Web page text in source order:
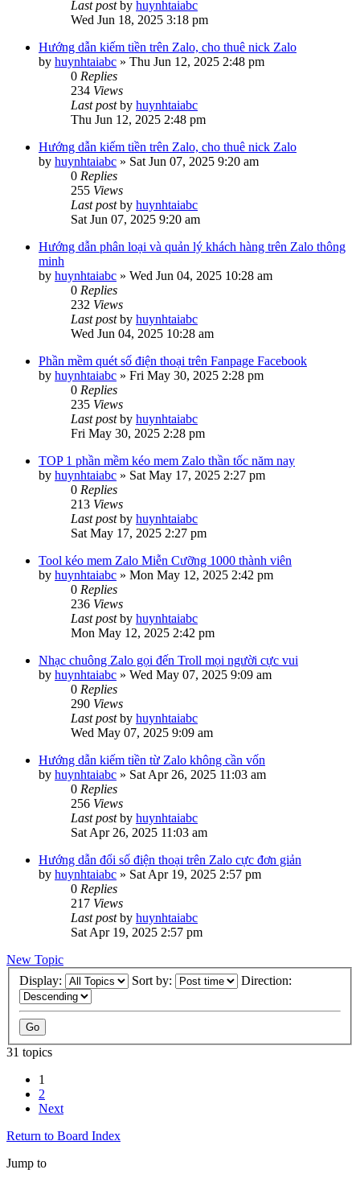
Last postby huynhtaiabc
Wed Jun 18, 2025 3:18 pm
Hướng dẫn kiếm tiền trên Zalo, cho thuê nick Zalo
by huynhtaiabc » Thu Jun 12, 2025 2:48 pm
0 Replies
234 Views
Last postby huynhtaiabc
Thu Jun 12, 2025 2:48 pm
Hướng dẫn kiếm tiền trên Zalo, cho thuê nick Zalo
by huynhtaiabc » Sat Jun 07, 2025 9:20 am
0 Replies
255 Views
Last postby huynhtaiabc
Sat Jun 07, 2025 9:20 am
Hướng dẫn phân loại và quản lý khách hàng trên Zalo thông
minh
by huynhtaiabc » Wed Jun 04, 2025 10:28 am
0 Replies
232 Views
Last postby huynhtaiabc
Wed Jun 04, 2025 10:28 am
Phần mềm quét số điện thoại trên Fanpage Facebook
by huynhtaiabc » Fri May 30, 2025 2:28 pm
0 Replies
235 Views
Last postby huynhtaiabc
Fri May 30, 2025 2:28 pm
TOP 1 phần mềm kéo mem Zalo thần tốc năm nay
by huynhtaiabc » Sat May 17, 2025 2:27 pm
0 Replies
213 Views
Last postby huynhtaiabc
Sat May 17, 2025 2:27 pm
Tool kéo mem Zalo Miễn Cưỡng 1000 thành viên
by huynhtaiabc » Mon May 12, 2025 2:42 pm
0 Replies
236 Views
Last postby huynhtaiabc
Mon May 12, 2025 2:42 pm
Nhạc chuông Zalo gọi đến Troll mọi người cực vui
by huynhtaiabc » Wed May 07, 2025 9:09 am
0 Replies
290 Views
Last postby huynhtaiabc
Wed May 07, 2025 9:09 am
Hướng dẫn kiếm tiền từ Zalo không cần vốn
by huynhtaiabc » Sat Apr 26, 2025 11:03 am
0 Replies
256 Views
Last postby huynhtaiabc
Sat Apr 26, 2025 11:03 am
Hướng dẫn đổi số điện thoại trên Zalo cực đơn giản
by huynhtaiabc » Sat Apr 19, 2025 2:57 pm
0 Replies
217 Views
Last postby huynhtaiabc
Sat Apr 19, 2025 2:57 pm
New Topic
Display:
Sort by: Direction:
31 topics
1
2
Next
Return to Board Index
Jump to